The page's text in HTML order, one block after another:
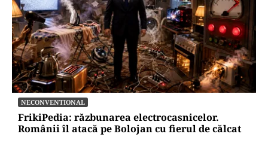
NECONVENTIONAL
FrikiPedia: răzbunarea electrocasnicelor.
Românii îl atacă pe Bolojan cu fierul de călcat